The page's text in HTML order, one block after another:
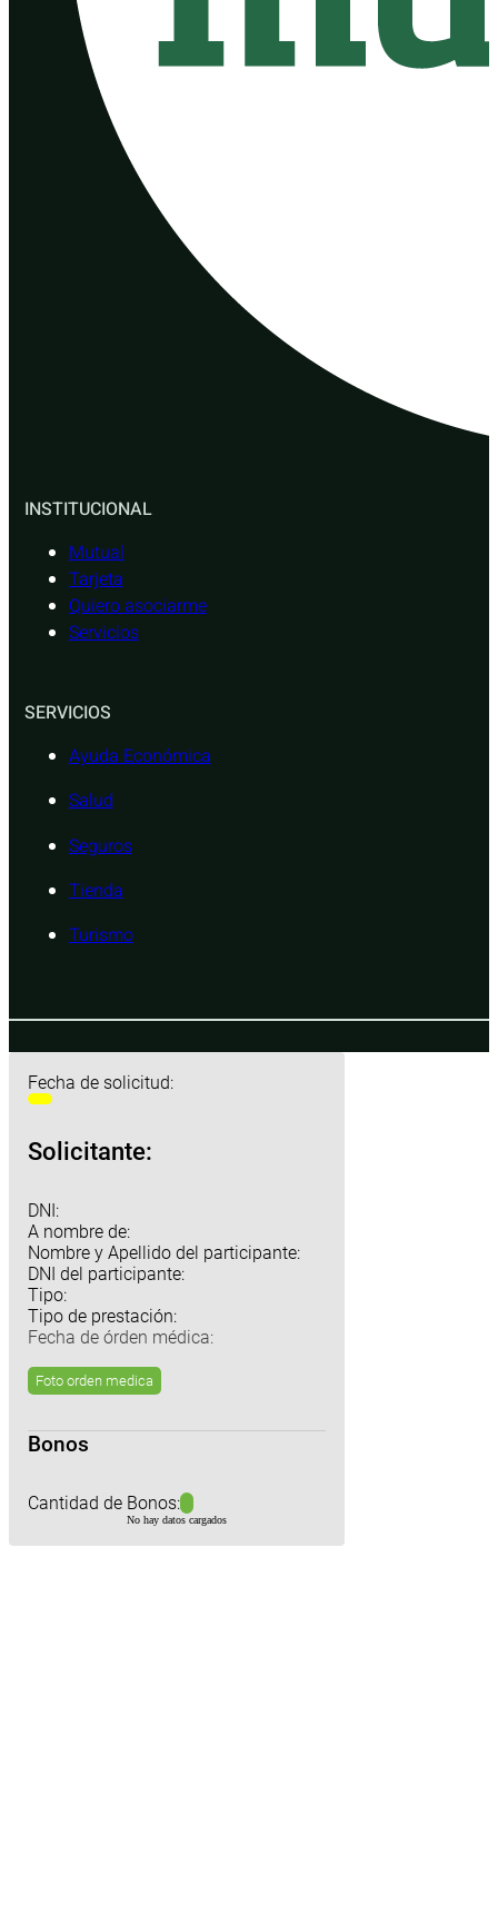
INSTITUCIONAL
Mutual
Tarjeta
Quiero asociarme
Servicios
SERVICIOS
Ayuda Económica
Salud
Seguros
Tienda
Turismo
Fecha de solicitud:
Solicitante:
DNI:
A nombre de:
Nombre y Apellido del participante:
DNI del participante:
Tipo:
Tipo de prestación:
Fecha de órden médica:
Foto orden medica
Bonos
Cantidad de Bonos:
No hay datos cargados